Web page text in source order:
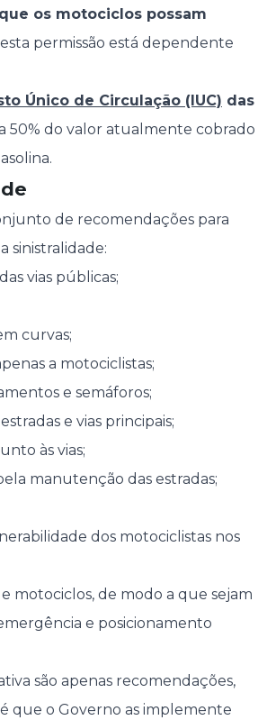
os motociclos possam
esta permissão está dependente
Único de Circulação (IUC) das
50% do valor atualmente cobrado
de recomendações para
sinistralidade:
vias públicas;
curvas;
a motociclistas;
e semáforos;
e vias principais;
às vias;
manutenção das estradas;
dos motociclistas nos
motociclos, de modo a que sejam
e posicionamento
são apenas recomendações,
que o Governo as implemente